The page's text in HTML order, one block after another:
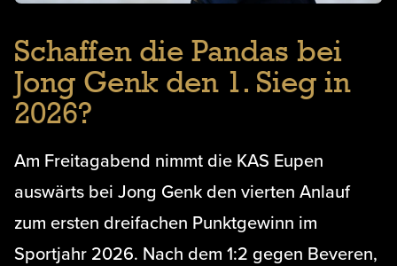
Schaffen die Pandas bei
Jong Genk den 1. Sieg in
2026?
Am Freitagabend nimmt die KAS Eupen
auswärts bei Jong Genk den vierten Anlauf
zum ersten dreifachen Punktgewinn im
Sportjahr 2026. Nach dem 1:2 gegen Beveren,